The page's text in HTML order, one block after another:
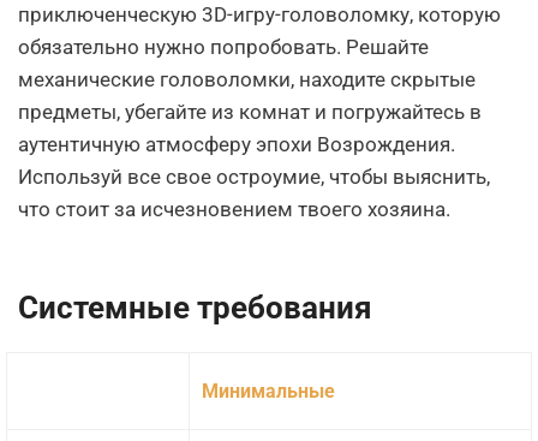
приключенческую 3D-игру-головоломку, которую
обязательно нужно попробовать. Решайте
механические головоломки, находите скрытые
предметы, убегайте из комнат и погружайтесь в
аутентичную атмосферу эпохи Возрождения.
Используй все свое остроумие, чтобы выяснить,
что стоит за исчезновением твоего хозяина.
Системные требования
Минимальные